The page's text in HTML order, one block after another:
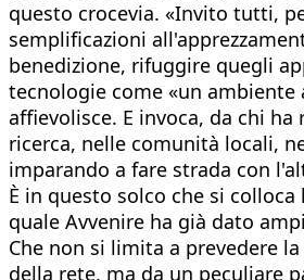
questo crocevia. «Invito tutti,
semplificazioni
benedizione, rifuggire quegli
tecnologie come «un
affievolisce. E invoca, da chi
ricerca, nelle comunità locali,
imparando a fare strada con
È in questo solco che si
quale Avvenire ha già dato
Che non si limita a prevedere
della rete, ma da un peculiare